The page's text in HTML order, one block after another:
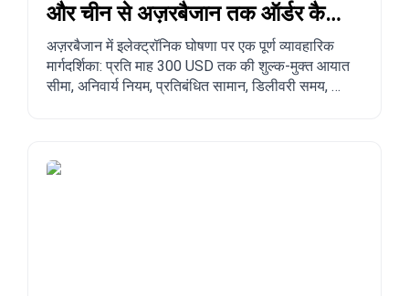
और चीन से अज़रबैजान तक ऑर्डर कैसे
करें?
अज़रबैजान में इलेक्ट्रॉनिक घोषणा पर एक पूर्ण व्यावहारिक
मार्गदर्शिका: प्रति माह 300 USD तक की शुल्क-मुक्त आयात
सीमा, अनिवार्य नियम, प्रतिबंधित सामान, डिलीवरी समय, और